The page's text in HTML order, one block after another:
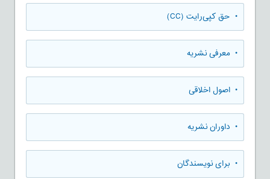
• حق کپی‌رایت (CC)
• معرفی نشریه
• اصول اخلاقی
• داوران نشریه
• برای نویسندگان